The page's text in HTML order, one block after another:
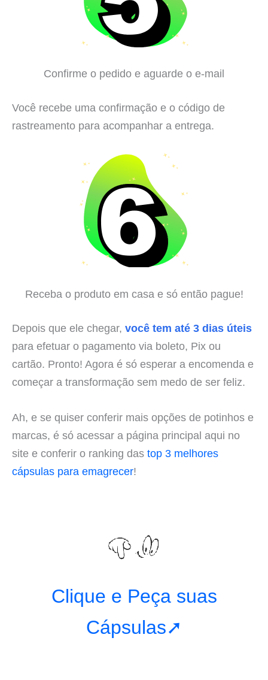
Confirme o pedido e aguarde o e-mail
Você recebe uma confirmação e o código de
rastreamento para acompanhar a entrega.
Receba o produto em casa e só então pague!
Depois que ele chegar, você tem até 3 dias úteis
para efetuar o pagamento via boleto, Pix ou
cartão. Pronto! Agora é só esperar a encomenda e
começar a transformação sem medo de ser feliz.
Ah, e se quiser conferir mais opções de potinhos e
marcas, é só acessar a página principal aqui no
site e conferir o ranking das top 3 melhores
cápsulas para emagrecer!
Clique e Peça suas
Cápsulas➚